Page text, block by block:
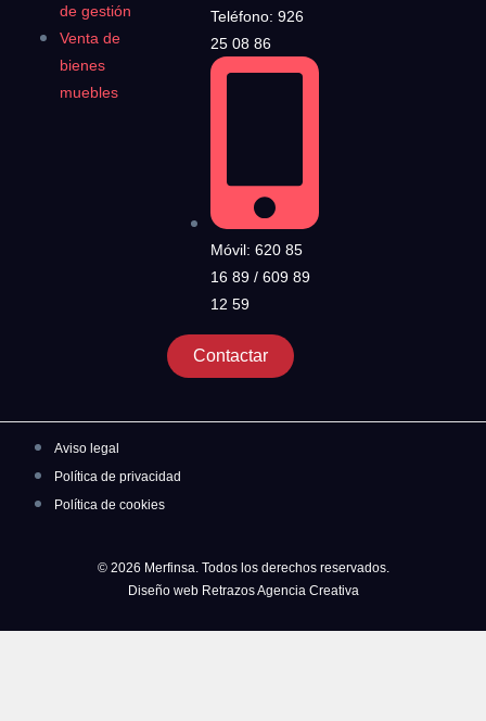
de gestión
Venta de
bienes
muebles
Teléfono: 926
25 08 86
Móvil: 620 85
16 89 / 609 89
12 59
Contactar
Aviso legal
Política de privacidad
Política de cookies
© 2026 Merfinsa. Todos los derechos reservados.
Diseño web Retrazos Agencia Creativa